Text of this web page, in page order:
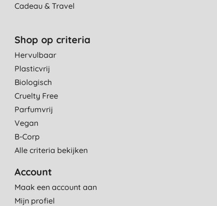
Cadeau & Travel
Shop op criteria
Hervulbaar
Plasticvrij
Biologisch
Cruelty Free
Parfumvrij
Vegan
B-Corp
Alle criteria bekijken
Account
Maak een account aan
Mijn profiel